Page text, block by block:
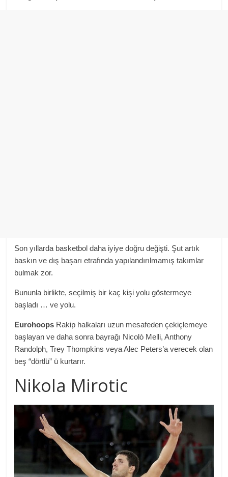
Son yıllarda basketbol daha iyiye doğru değişti. Şut artık
baskın ve dış başarı etrafında yapılandırılmamış takımlar
bulmak zor.
Bununla birlikte, seçilmiş bir kaç kişi yolu göstermeye
başladı … ve yolu.
Eurohoops Rakip halkaları uzun mesafeden çekiçlemeye
başlayan ve daha sonra bayrağı Nicolò Melli, Anthony
Randolph, Trey Thompkins veya Alec Peters’a verecek olan
beş “dörtlü” ü kurtarır.
Nikola Mirotic